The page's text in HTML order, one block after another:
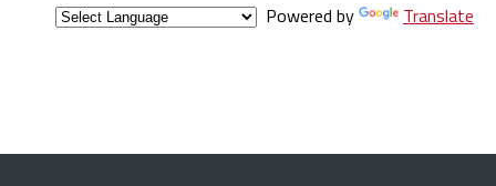
Powered by Translate